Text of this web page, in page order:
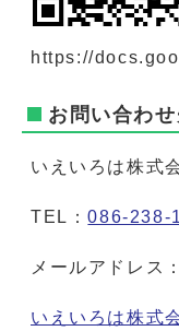
https://
お問い合わ
いえいろは株式
TEL：086-238-
メールアドレス：
いえいろは株式